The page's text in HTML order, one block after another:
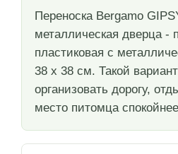
Переноска Bergamo
металлическая дверца -
пластиковая с
38 х 38 см. Такой
организовать дорогу,
место питомца